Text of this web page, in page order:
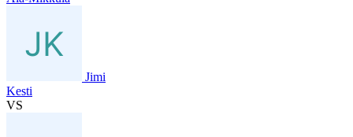
Jimi
Kesti
VS